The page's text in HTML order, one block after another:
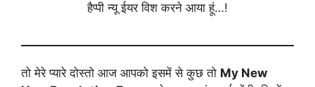
हैप्पी न्यू ईयर विश करने आया हूं…!
तो मेरे प्यारे दोस्तो आज आपको इसमें से कुछ तो My New